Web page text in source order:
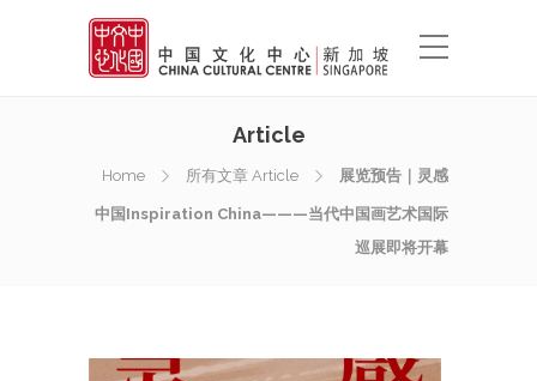
Article
Home 所有文章 Article 展览预告｜灵感
中国Inspiration China———当代中国画艺术国际
巡展即将开幕